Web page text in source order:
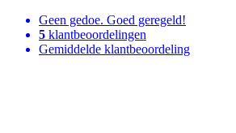
Geen gedoe. Goed geregeld!
5 klantbeoordelingen
Gemiddelde klantbeoordeling